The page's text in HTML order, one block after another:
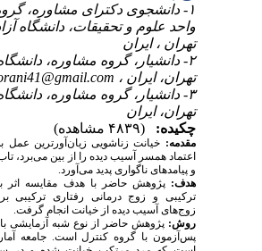
۱- دانشجوی دکترای مشاوره،
واحد علوم و تحقیقات، دانشگاه
تهران ، ایران
۲- دانشیار، گروه مشاوره،
تهران، ایران ،
۳- دانشیار، گروه مشاوره،
تهران، ایران
چکیده:
مقدمه:خیانت زناشویی زیان‌آورترین عمل به
اعتماد همسر آسیب دیده را از بین می‌برد،
و پیامدهای ناگواری پدید می‌آورد.
هدف:پژوهش حاضر با هدف مقایسه اثر
ترکیبی و زوج درمانی رفتاری ترکیبی بر
زوج‌های آسیب ‌دیده از خیانت انجام گرفت.
روش:پژوهش حاضر از نوع شبه آزمایشی با
پس‌آزمون با گروه کنترل است. جامعه